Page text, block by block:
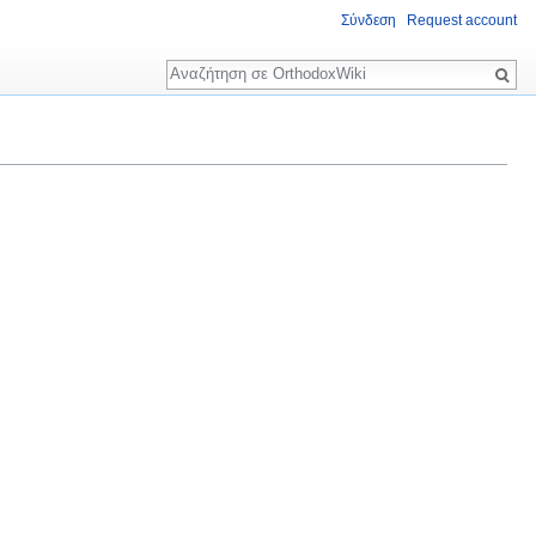
Σύνδεση Request account
Αναζήτηση